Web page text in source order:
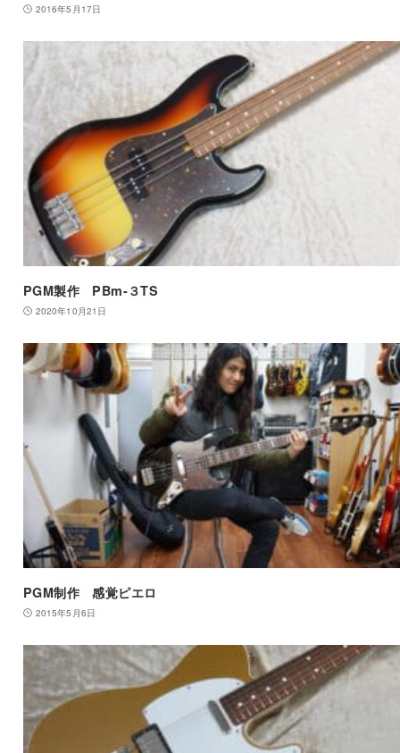
2016年5月17日
PGM製作 PBm-３TS
2020年10月21日
PGM制作 感覚ピエロ
2015年5月6日